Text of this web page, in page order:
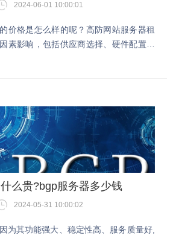
2024-06-01 10:00:01
价格是怎么样的呢？高防网站服务器租
素影响，包括供应商选择、硬件配置、
么贵?bgp服务器多少钱
2024-05-31 10:00:02
为其功能强大、稳定性高、服务质量好,